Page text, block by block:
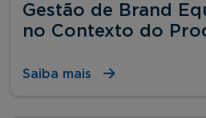
Gestão de Brand
no Contexto do
Saiba mais